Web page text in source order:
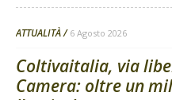
ATTUALITÀ 6 Agosto 2026
Coltivaitalia, via
Camera: oltre un